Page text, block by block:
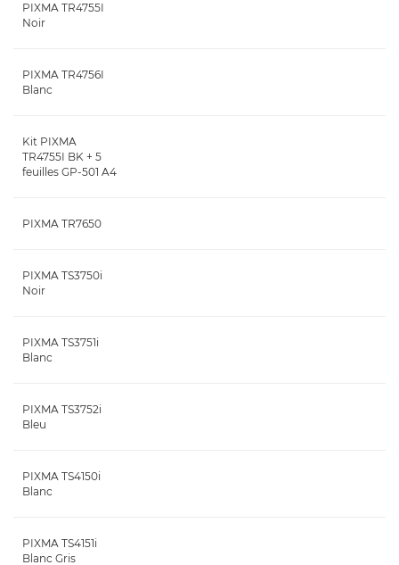
PIXMA TR4755I
Noir
PIXMA TR4756I
Blanc
Kit PIXMA
TR4755I BK + 5
feuilles GP-501 A4
PIXMA TR7650
PIXMA TS3750i
Noir
PIXMA TS3751i
Blanc
PIXMA TS3752i
Bleu
PIXMA TS4150i
Blanc
PIXMA TS4151i
Blanc Gris